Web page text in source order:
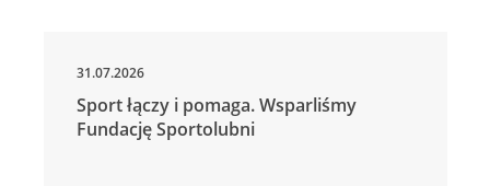
31.07.2026
Sport łączy i pomaga. Wsparliśmy
Fundację Sportolubni